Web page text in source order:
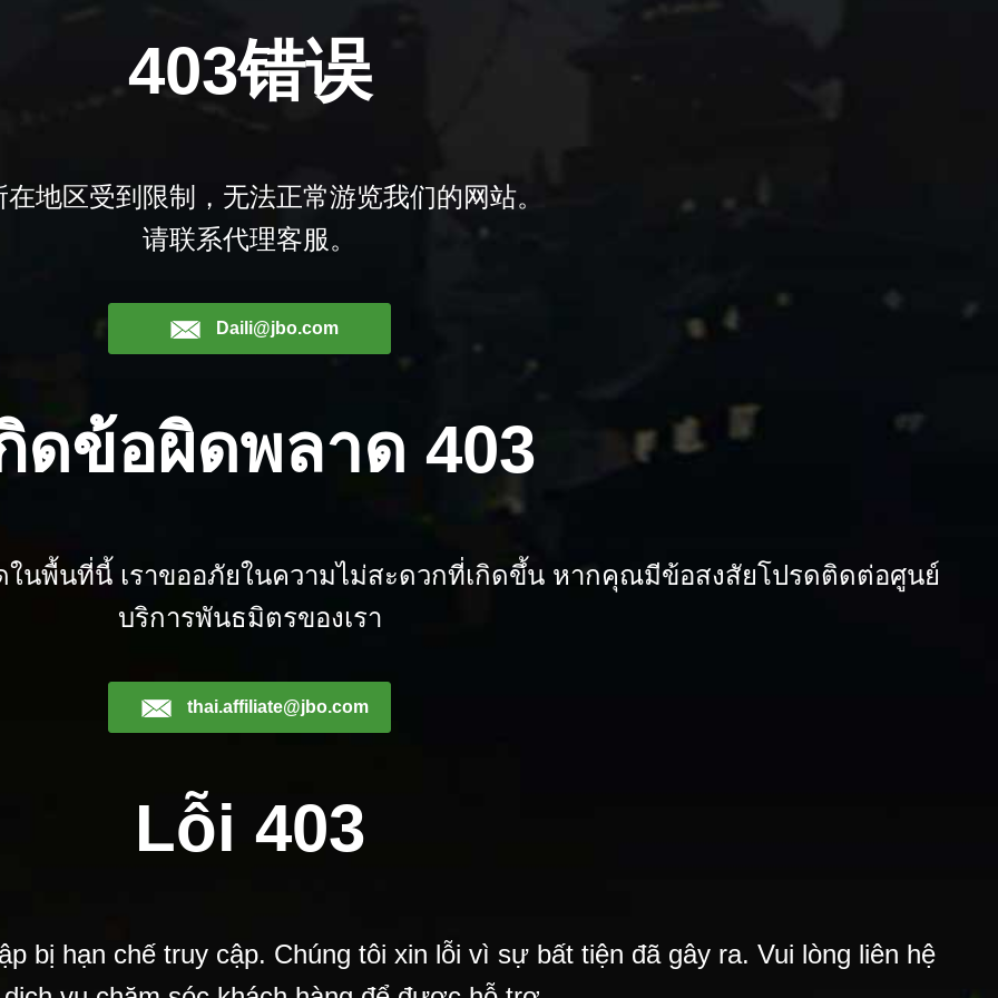
403错误
在地区受到限制，无法正常游览我们的网站。
请联系代理客服。
Daili@jbo.com
ดข้อผิดพลาด 403
นพื้นที่นี้ เราขออภัยในความไม่สะดวกที่เกิดขึ้น หากคุณมีข้อสงสัยโปรดติดต่อศูนย์
บริการพันธมิตรของเรา
thai.affiliate@jbo.com
Lỗi 403
bị hạn chế truy cập. Chúng tôi xin lỗi vì sự bất tiện đã gây ra. Vui lòng liên hệ